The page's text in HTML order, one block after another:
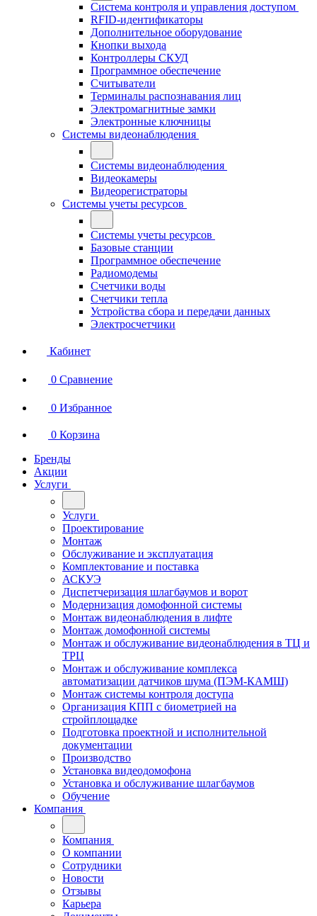
Система контроля и управления доступом
RFID-идентификаторы
Дополнительное оборудование
Кнопки выхода
Контроллеры СКУД
Программное обеспечение
Считыватели
Терминалы распознавания лиц
Электромагнитные замки
Электронные ключницы
Системы видеонаблюдения
Системы видеонаблюдения
Видеокамеры
Видеорегистраторы
Системы учеты ресурсов
Системы учеты ресурсов
Базовые станции
Программное обеспечение
Радиомодемы
Счетчики воды
Счетчики тепла
Устройства сбора и передачи данных
Электросчетчики
Кабинет
0 Сравнение
0 Избранное
0 Корзина
Бренды
Акции
Услуги
Услуги
Проектирование
Монтаж
Обслуживание и эксплуатация
Комплектование и поставка
АСКУЭ
Диспетчеризация шлагбаумов и ворот
Модернизация домофонной системы
Монтаж видеонаблюдения в лифте
Монтаж домофонной системы
Монтаж и обслуживание видеонаблюдения в ТЦ и
ТРЦ
Монтаж и обслуживание комплекса
автоматизации датчиков шума (ПЭМ-КАМШ)
Монтаж системы контроля доступа
Организация КПП с биометрией на
стройплощадке
Подготовка проектной и исполнительной
документации
Производство
Установка видеодомофона
Установка и обслуживание шлагбаумов
Обучение
Компания
Компания
О компании
Сотрудники
Новости
Отзывы
Карьера